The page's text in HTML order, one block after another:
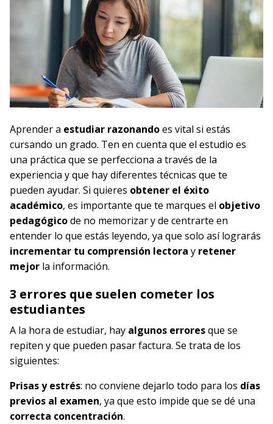
Aprender a estudiar razonandoes vital si estás
cursando un grado. Ten en cuenta que el estudio es
una práctica que se perfecciona a través de la
experiencia y que hay diferentes técnicas que te
pueden ayudar. Si quieres obtener el éxito
académico, es importante que te marques el objetivo
pedagógicode no memorizar y de centrarte en
entender lo que estás leyendo, ya que solo así lograrás
incrementar tu comprensión lectora y retener
mejor la información.
3 errores que suelen cometer los
estudiantes
A la hora de estudiar, hay algunos erroresque se
repiten y que pueden pasar factura. Se trata de los
siguientes:
Prisas y estrés: no conviene dejarlo todo para los días
previos al examen, ya que esto impide que se dé una
correcta concentración.